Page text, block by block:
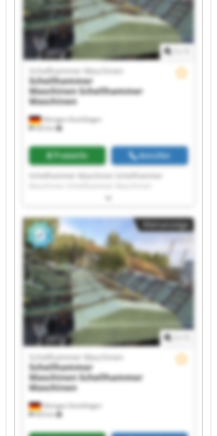
Maschinen Schellhammer Maschinen
Schellhammer Maschinen Schellhammer
Maschinen
Hilzingen-Duchtlingen
433 km
Schellhammer Maschinen
Schellhammer
Maschinen Schellhammer
Maschinen
Preisinfo Anrufen
Schellhammer Maschinen Schellhammer
Schellhammer Maschinen Schellhammer
Maschinen Schellhammer Maschinen
Schellhammer Maschinen Schellhammer
Maschinen Schellhammer Maschinen
Schellhammer Maschinen Schellhammer
Maschinen Schellhammer Maschinen
Schellhammer Maschinen Schellhammer
Maschinen Schellhammer Maschinen
Schellhammer Maschinen Schellhammer
Maschinen
Kleinanzeige
Hilzingen-Duchtlingen
433 km
Schellhammer Maschinen
Schellhammer
Maschinen Schellhammer
Maschinen